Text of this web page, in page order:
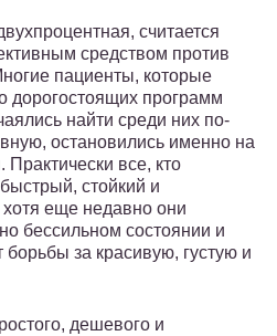
считается
средством против
пациенты, которые
дорогостоящих программ
найти среди них по-
остановились именно на
все, кто
стойкий и
еще недавно они
бессильном состоянии и
борьбы за красивую, густую и
дешевого и